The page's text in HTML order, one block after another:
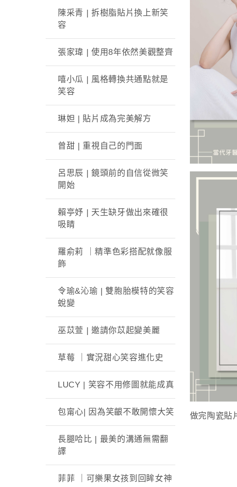
陳采青 | 拆樹脂貼片換上新笑
容
張家瑋 | 使用8年依然美觀整齊
嘻小瓜 | 風格轉換共通點就是
笑容
琳妲 | 貼片成為完美解方
曾甜 | 重視自己的門面
呂思辰 | 鏡頭前的自信從微笑
開始
賴亭妤 | 天生缺牙做出來確很
吸睛
羅俞莉 ｜精準色彩搭配就像服
飾
令瑜&沁瑜 | 雙胞胎模特的笑容
蛻變
巫苡萱 | 邀請你苡起變美麗
草莓 ｜實況甜心笑容進化史
LUCY | 笑容不用修圖就能成真
包甯心| 因為笑齦不敢開懷大笑
長腿哈比 | 最美的溝通無需翻
譯
菲菲 ｜可樂果女孩到回眸女神
做完陶瓷貼